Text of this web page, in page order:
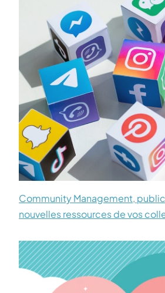
Community Management,
nouvelles ressources de vos